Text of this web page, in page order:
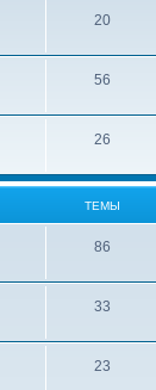
20
56
26
ТЕМЫ
86
33
23